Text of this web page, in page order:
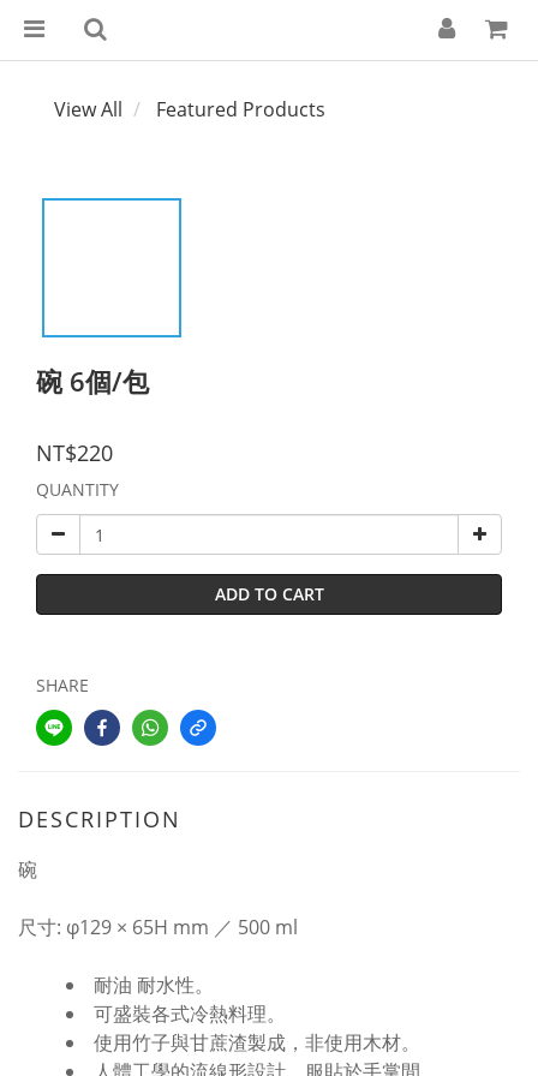
View All Featured Products
碗 6個/包
NT$220
QUANTITY
ADD TO CART
SHARE
DESCRIPTION
碗
尺寸: φ129 × 65H mm ／ 500 ml
耐油 耐水性。
可盛裝各式冷熱料理。
使用竹子與甘蔗渣製成，非使用木材。